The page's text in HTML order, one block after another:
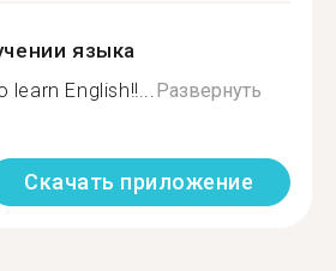
языка
learn English!!...Развернуть
Скачать приложение